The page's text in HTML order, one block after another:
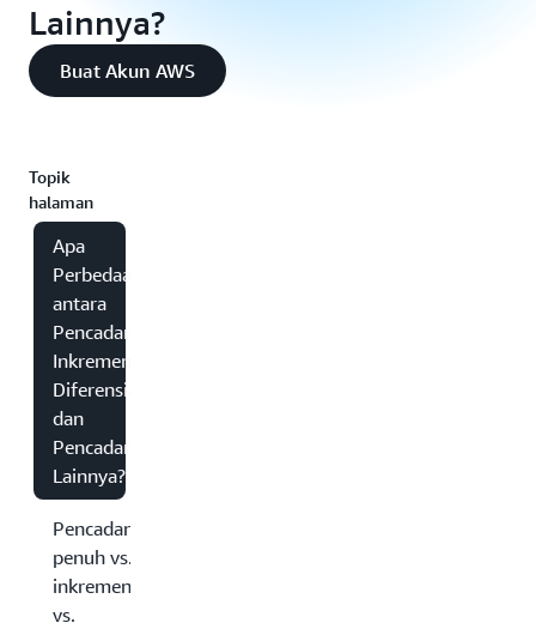
Lainnya?
Buat Akun AWS
Topik
halaman
Apa
Perbedaan
antara
Pencadangan
Inkremental,
Diferensial,
dan
Pencadangan
Lainnya?
Pencadangan
penuh vs.
inkremental
vs.